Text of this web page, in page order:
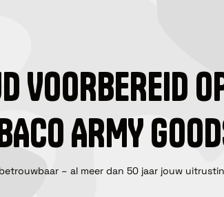
VOORBEREID
ARMY
– al meer dan 50 jaar jouw